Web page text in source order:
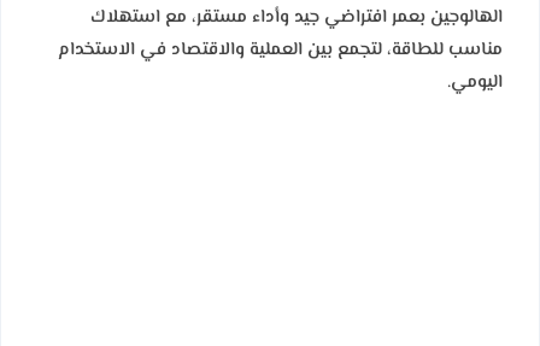
الهالوجين بعمر افتراضي جيد وأداء مستقر، مع استهلاك
مناسب للطاقة، لتجمع بين العملية والاقتصاد في الاستخدام
اليومي.